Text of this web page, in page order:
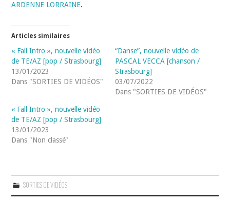
ARDENNE LORRAINE.
Articles similaires
« Fall Intro », nouvelle vidéo
de TE/AZ [pop / Strasbourg]
13/01/2023
Dans "SORTIES DE VIDÉOS"
“Danse”, nouvelle vidéo de
PASCAL VECCA [chanson /
Strasbourg]
03/07/2022
Dans "SORTIES DE VIDÉOS"
« Fall Intro », nouvelle vidéo
de TE/AZ [pop / Strasbourg]
13/01/2023
Dans "Non classé"
SORTIES DE VIDÉOS